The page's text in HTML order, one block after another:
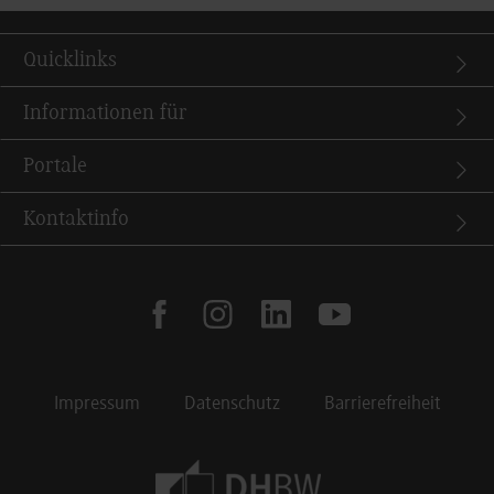
Quicklinks
Informationen für
Portale
Kontaktinfo
facebookinstagramlinkedinyoutube
Impressum Datenschutz Barrierefreiheit